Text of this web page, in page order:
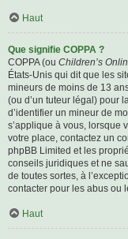
Haut
Que signifie COPPA ?
COPPA (ou Children’s
États-Unis qui dit que les
mineurs de moins de 13
(ou d’un tuteur légal) pour
d’identifier un mineur de
s’applique à vous, lorsque
votre place, contactez un
phpBB Limited et les
conseils juridiques et ne
de toutes sortes, à
contacter pour les abus ou
Haut